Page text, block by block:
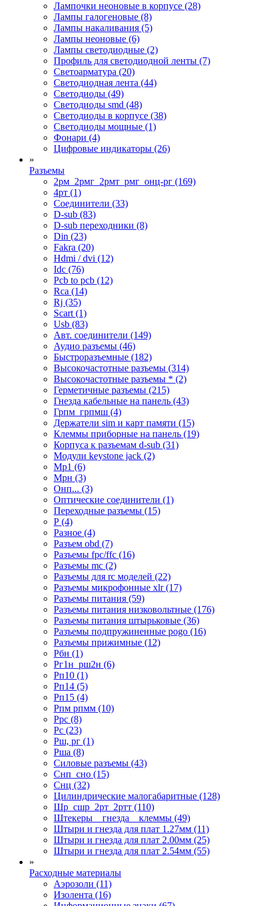
Лампочки неоновые в корпусе (28)
Лампы галогеновые (8)
Лампы накаливания (5)
Лампы неоновые (6)
Лампы светодиодные (2)
Профиль для светодиодной ленты (7)
Светоарматура (20)
Светодиодная лента (44)
Светодиоды (49)
Светодиоды smd (48)
Светодиоды в корпусе (38)
Светодиоды мощные (1)
Фонари (4)
Цифровые индикаторы (26)
»
Разъемы
2рм_2рмг_2рмт_рмг_онц-рг (169)
4рт (1)
Cоединители (33)
D-sub (83)
D-sub переходники (8)
Din (23)
Fakra (20)
Hdmi / dvi (12)
Idc (76)
Pcb to pcb (12)
Rca (14)
Rj (35)
Scart (1)
Usb (83)
Авт. соединители (149)
Аудио разъемы (46)
Быстроразъемные (182)
Высокочастотные разъемы (314)
Высокочастотные разъемы * (2)
Герметичные разъемы (215)
Гнезда кабельные на панель (43)
Грпм_грпмш (4)
Держатели sim и карт памяти (15)
Клеммы приборные на панель (19)
Корпуса к разъемам d-sub (31)
Модули keystone jack (2)
Мр1 (6)
Мрн (3)
Онп... (3)
Оптические соединители (1)
Переходные разъемы (15)
Р (4)
Разное (4)
Разъем obd (7)
Разъемы fpc/ffc (16)
Разъемы mc (2)
Разъемы для rc моделей (22)
Разъемы микрофонные xlr (17)
Разъемы питания (59)
Разъемы питания низковольтные (176)
Разъемы питания штырьковые (36)
Разъемы подпружиненные pogo (16)
Разъемы прижимные (12)
Рбн (1)
Рг1н_рш2н (6)
Рп10 (1)
Рп14 (5)
Рп15 (4)
Рпм рпмм (10)
Ррс (8)
Рс (23)
Рш, рг (1)
Рша (8)
Силовые разъемы (43)
Снп_сно (15)
Снц (32)
Цилиндрические малогабаритные (128)
Шр_сшр_2рт_2ртт (110)
Штекеры _ гнезда _ клеммы (49)
Штыри и гнезда для плат 1.27мм (11)
Штыри и гнезда для плат 2.00мм (25)
Штыри и гнезда для плат 2.54мм (55)
»
Расходные материалы
Аэрозоли (11)
Изолента (16)